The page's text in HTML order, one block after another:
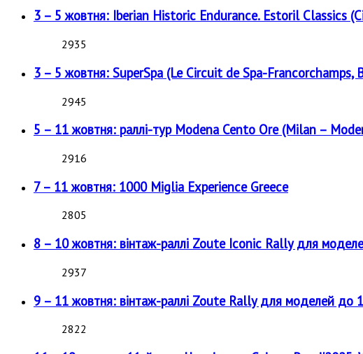
3 – 5 жовтня: Iberian Historic Endurance. Estoril Classics
2935
3 – 5 жовтня: SuperSpa (Le Circuit de Spa-Francorchamps,
2945
5 – 11 жовтня: раллі-тур Modena Cento Ore (Milan –
2916
7 – 11 жовтня: 1000 Miglia Experience Greece
2805
8 – 10 жовтня: вінтаж-раллі Zoute Iconic Rally для
2937
9 – 11 жовтня: вінтаж-раллі Zoute Rally для моделей до
2822